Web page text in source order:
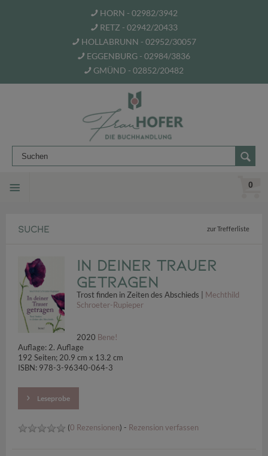
HORN - 02982/3942
RETZ - 02942/20433
HOLLABRUNN - 02952/30057
EGGENBURG - 02984/3836
GMÜND - 02852/20482
0
SUCHE zur Trefferliste
In deiner Trauer
getragen
Trost finden in Zeiten des Abschieds | Mechthild
Schroeter-Rupieper
2020 Bene!
Auflage: 2. Auflage
192 Seiten; 20.9 cm x 13.2 cm
ISBN: 978-3-96340-064-3
Leseprobe
(0 Rezensionen) - Rezension verfassen